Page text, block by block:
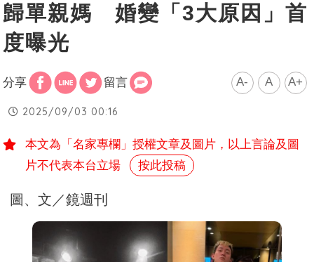
歸單親媽 婚變「3大原因」首
度曝光
分享 留言 A- A A+
2025/09/03 00:16
本文為「名家專欄」授權文章及圖片，以上言論及圖
片不代表本台立場
按此投稿
圖、文／鏡週刊